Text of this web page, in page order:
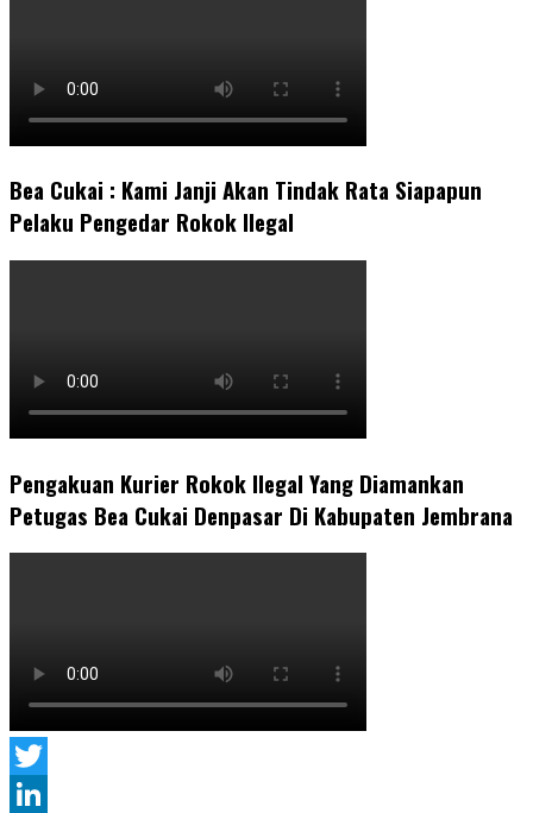
Bea Cukai : Kami Janji Akan Tindak Rata Siapapun
Pelaku Pengedar Rokok Ilegal
Pengakuan Kurier Rokok Ilegal Yang Diamankan
Petugas Bea Cukai Denpasar Di Kabupaten Jembrana
Twitter